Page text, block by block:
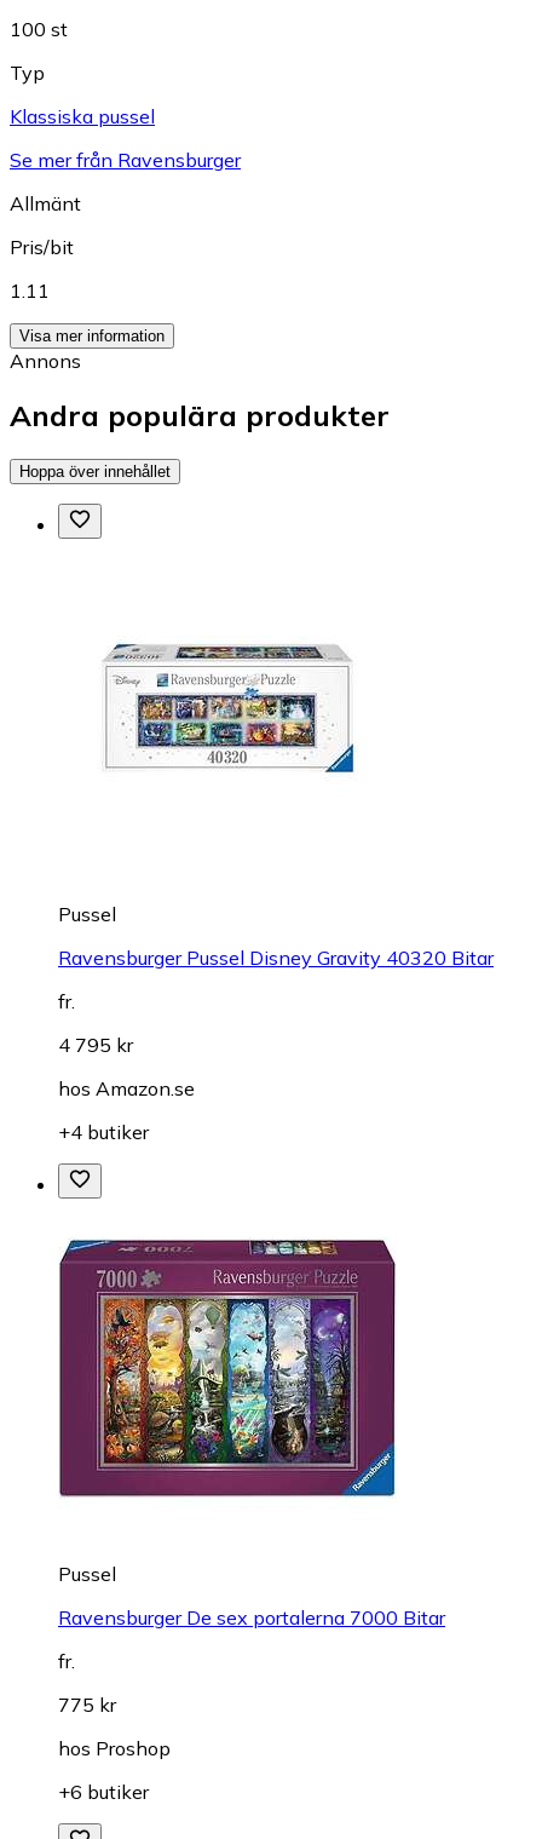
100 st
Typ
Klassiska pussel
Se mer från Ravensburger
Allmänt
Pris/bit
1.11
Visa mer information
Annons
Andra populära produkter
Hoppa över innehållet
Pussel
Ravensburger Pussel Disney Gravity 40320 Bitar
fr.
4 795 kr
hos Amazon.se
+4 butiker
Pussel
Ravensburger De sex portalerna 7000 Bitar
fr.
775 kr
hos Proshop
+6 butiker